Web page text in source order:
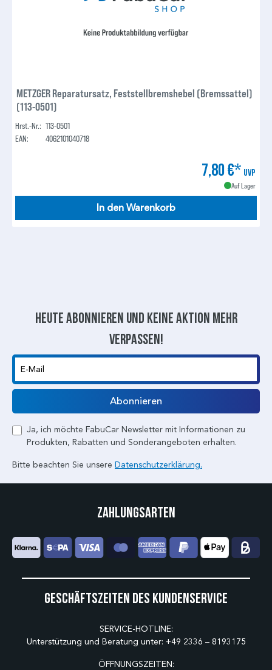
METZGER Reparatursatz, Feststellbremshebel (Bremssattel)
(113-0501)
Hrst.-Nr.: 113-0501
EAN:
4062101040718
7,80 €* UVP
Auf Lager
In den Warenkorb
Heute abonnieren und keine aktion mehr
verpassen!
E-Mail
Abonnieren
Ja, ich möchte FabuCar Newsletter mit Informationen zu
Produkten, Rabatten und Sonderangeboten erhalten.
Bitte beachten Sie unsere Datenschutzerklärung.
Geschäftszeiten des Kundenservice
SERVICE-HOTLINE:
Unterstützung und Beratung unter: +49 2336 – 8193175
ÖFFNUNGSZEITEN:
Zahlungsarten